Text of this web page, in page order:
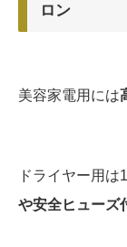
ロン
美容家電用には
ドライヤー用は
や安全ヒューズ